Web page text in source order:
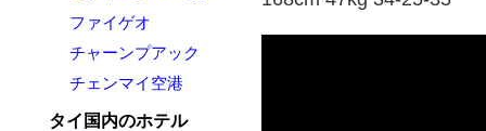
ファイゲオ
チャーンプアック
チェンマイ空港
タイ国内のホテル